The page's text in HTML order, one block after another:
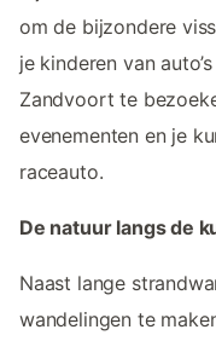
om de bijzondere
je kinderen van
Zandvoort te
evenementen en je
raceauto.
De natuur langs de
Naast lange
wandelingen te